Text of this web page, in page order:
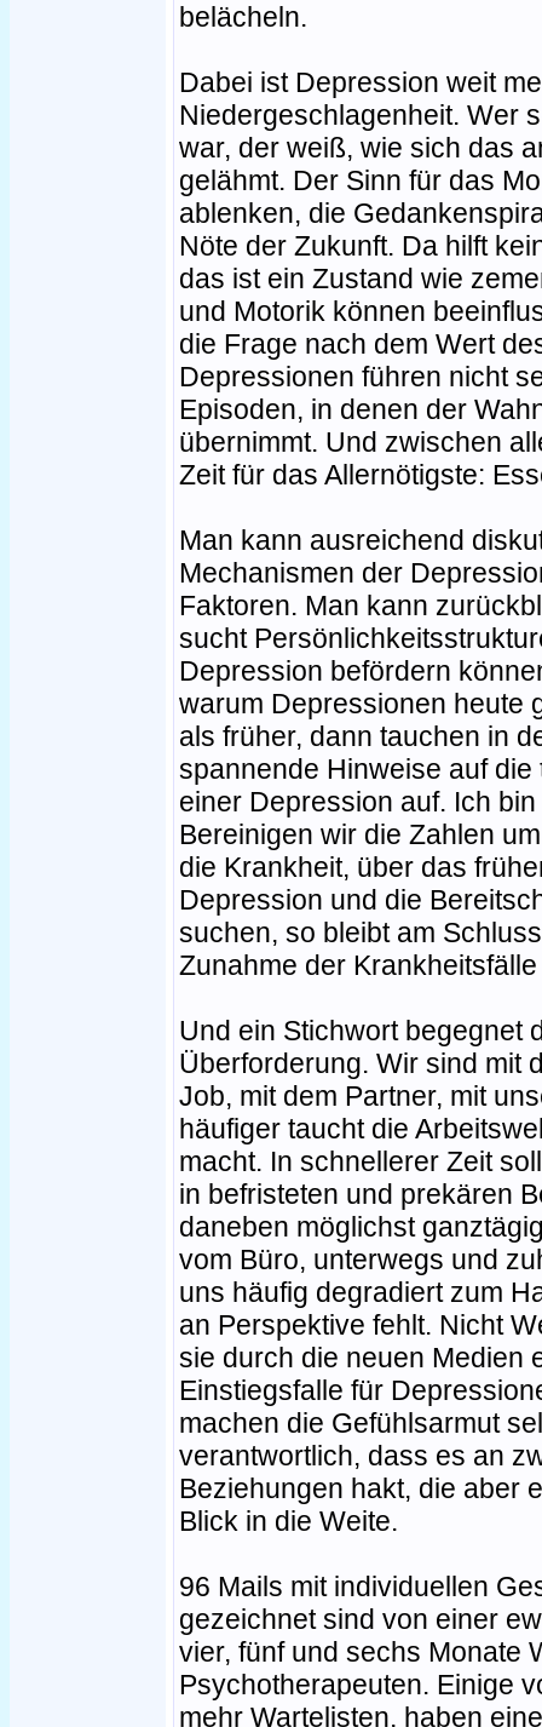
belächeln.
Dabei ist Depression weit
Niedergeschlagenheit. Wer
war, der weiß, wie sich das
gelähmt. Der Sinn für das
ablenken, die
Nöte der Zukunft. Da hilft
das ist ein Zustand wie
und Motorik können
die Frage nach dem Wert
Depressionen führen nicht
Episoden, in denen der
übernimmt. Und zwischen
Zeit für das Allernötigste:
Man kann ausreichend
Mechanismen der
Faktoren. Man kann
sucht
Depression befördern
warum Depressionen heute
als früher, dann tauchen in
spannende Hinweise auf
einer Depression auf. Ich
Bereinigen wir die Zahlen
die Krankheit, über das
Depression und die
suchen, so bleibt am
Zunahme der
Und ein Stichwort begegnet
Überforderung. Wir sind mit
Job, mit dem Partner, mit
häufiger taucht die
macht. In schnellerer Zeit
in befristeten und prekären
daneben möglichst
vom Büro, unterwegs und
uns häufig degradiert zum
an Perspektive fehlt. Nicht
sie durch die neuen Medien
Einstiegsfalle für
machen die Gefühlsarmut
verantwortlich, dass es an
Beziehungen hakt, die aber
Blick in die Weite.
96 Mails mit individuellen
gezeichnet sind von einer
vier, fünf und sechs Monate
Psychotherapeuten. Einige
mehr Wartelisten, haben